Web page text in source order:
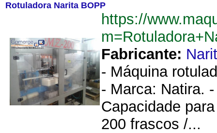
Rotuladora Narita BOPP
https://
Fabricante:
- Máquina
- Marca: Natira.
Capacidade
200 frascos /...